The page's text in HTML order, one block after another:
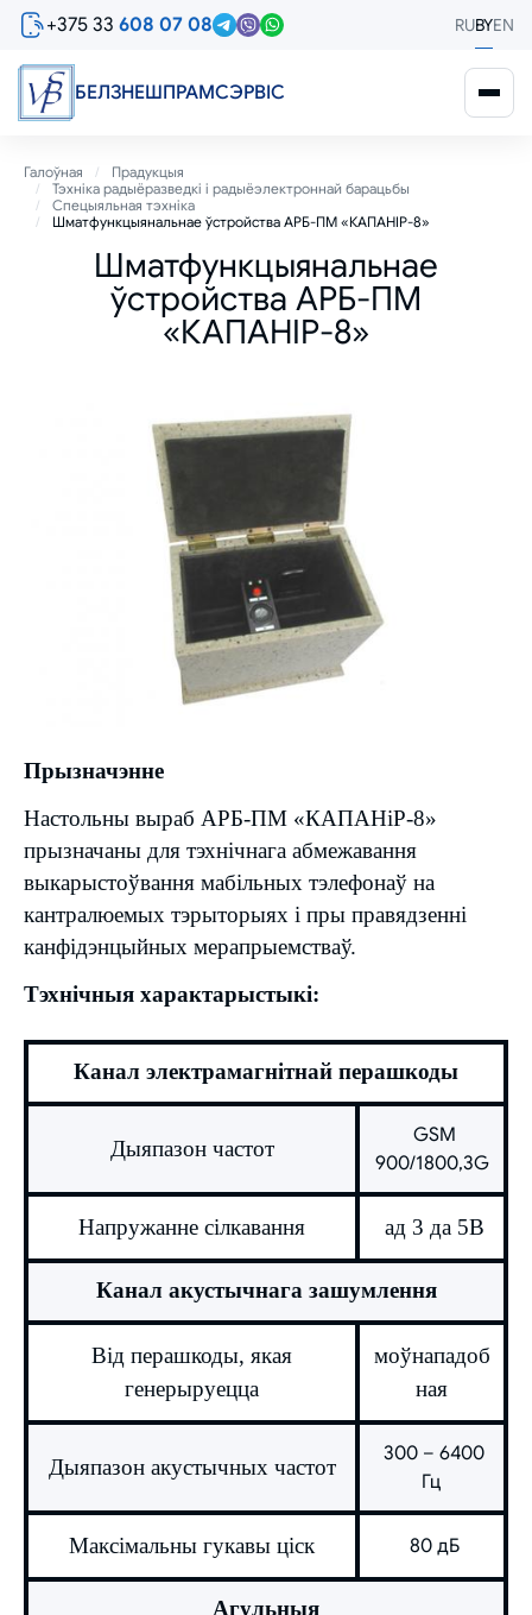
Перайсці
змесціва
+375 33 608 07 08 RUBYEN
БЕЛЗНЕШПРАМСЭРВIС
Breadcrumb
Галоўная
Прадукцыя
Тэхніка радыёразведкі і радыёэлектроннай барацьбы
Спецыяльная тэхніка
Шматфункцыянальнае ўстройства АРБ-ПМ «КАПАНІР-8»
Шматфункцыянальнае
ўстройства АРБ-ПМ
«КАПАНІР-8»
Прызначэнне
Настольны выраб АРБ-ПМ «КАПАНіР-8»
прызначаны для тэхнічнага абмежавання
выкарыстоўвання мабільных тэлефонаў на
кантралюемых тэрыторыях і пры правядзенні
канфідэнцыйных мерапрыемстваў.
Тэхнічныя характарыстыкі:
Канал электрамагнітнай перашкоды
Дыяпазон частот
GSM
900/1800,3G
Напружанне сілкавання ад 3 да 5В
Канал акустычнага зашумлення
Від перашкоды, якая
генерыруецца
моўнападоб
ная
Дыяпазон акустычных частот
300 – 6400
Гц
Максімальны гукавы ціск 80 дБ
Агульныя